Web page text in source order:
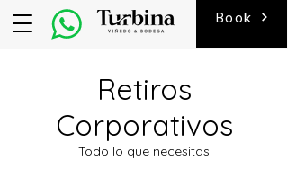
Book
Retiros
Corporativos
Todo lo que necesitas